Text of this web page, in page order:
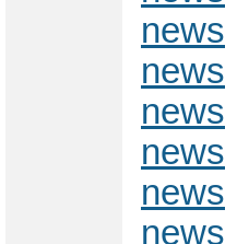
news
news
news
news
news
news